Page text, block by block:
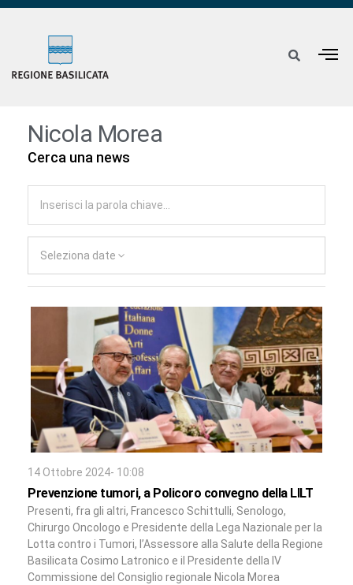
Nicola Morea
Cerca una news
Seleziona date
14 Ottobre 2024- 10:08
Prevenzione tumori, a Policoro convegno della LILT
Presenti, fra gli altri, Francesco Schittulli, Senologo,
Chirurgo Oncologo e Presidente della Lega Nazionale per la
Lotta contro i Tumori, l’Assessore alla Salute della Regione
Basilicata Cosimo Latronico e il Presidente della IV
Commissione del Consiglio regionale Nicola Morea